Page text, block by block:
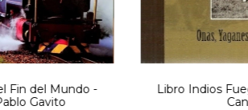
Fin del Mundo -
Gavito
Libro Indios